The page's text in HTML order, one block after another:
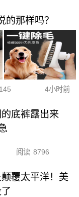
那样吗？
4小时前
底裤露出来
阅读 8796
覆太平洋！美